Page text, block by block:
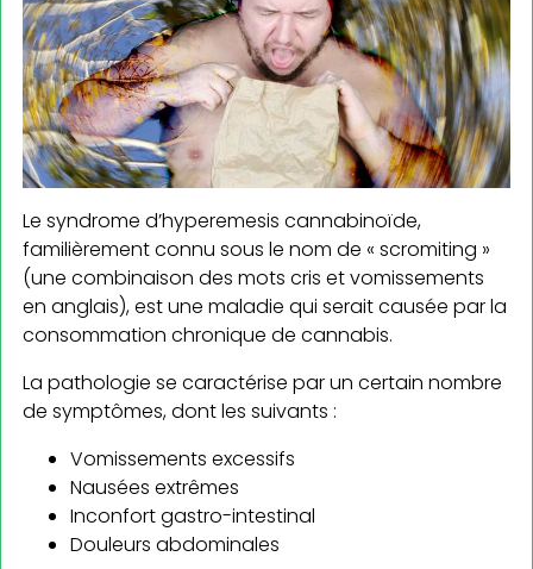
Le syndrome d’hyperemesis cannabinoïde,
familièrement connu sous le nom de « scromiting »
(une combinaison des mots cris et vomissements
en anglais), est une maladie qui serait causée par la
consommation chronique de cannabis.
La pathologie se caractérise par un certain nombre
de symptômes, dont les suivants :
Vomissements excessifs
Nausées extrêmes
Inconfort gastro-intestinal
Douleurs abdominales